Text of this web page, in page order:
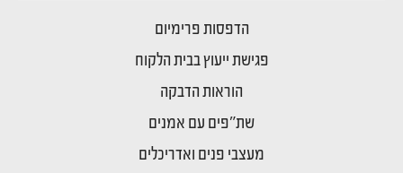
הדפסות פרימיום
פגישת ייעוץ בבית הלקוח
הוראות הדבקה
שת"פים עם אמנים
מעצבי פנים ואדריכלים